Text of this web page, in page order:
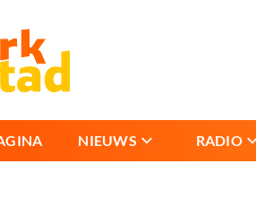
NIEUWS RADIO